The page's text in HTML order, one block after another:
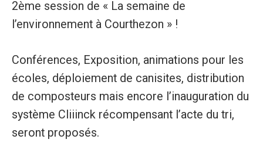
2ème session de « La semaine de
l’environnement à Courthezon » !
Conférences, Exposition, animations pour les
écoles, déploiement de canisites, distribution
de composteurs mais encore l’inauguration du
système Cliiinck récompensant l’acte du tri,
seront proposés.